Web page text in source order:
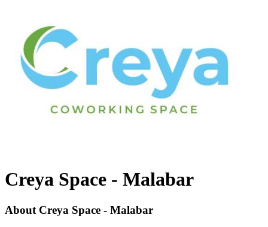
Creya Space - Malabar
About Creya Space - Malabar